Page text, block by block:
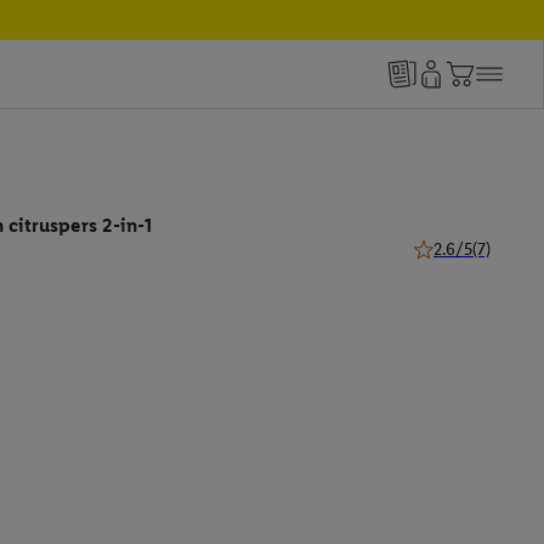
citruspers 2-in-1
2.6/5(7)